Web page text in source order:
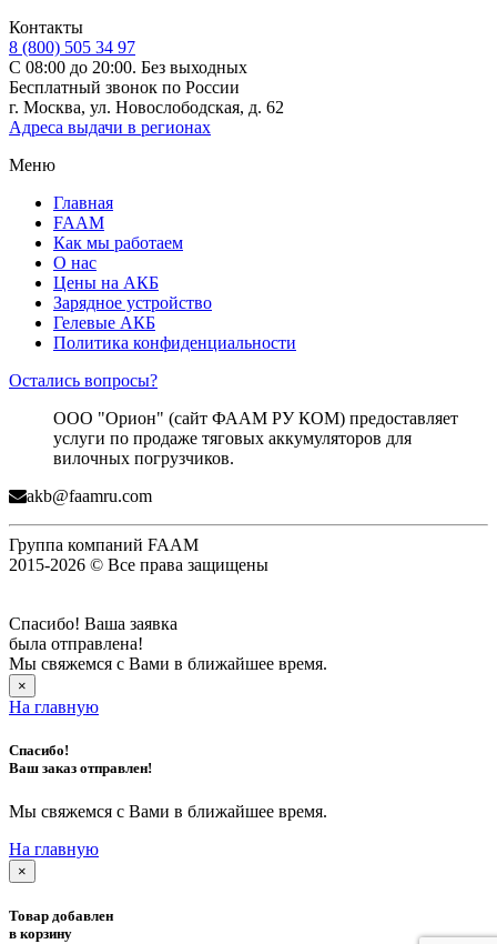
Контакты
8 (800) 505 34 97
С 08:00 до 20:00. Без выходных
Бесплатный звонок по России
г. Москва, ул. Новослободская, д. 62
Адреса выдачи в регионах
Меню
Главная
FAAM
Как мы работаем
О нас
Цены на АКБ
Зарядное устройство
Гелевые АКБ
Политика конфиденциальности
Остались вопросы?
ООО "Орион" (сайт ФААМ РУ КОМ) предоставляет
услуги по продаже тяговых аккумуляторов для
вилочных погрузчиков.
akb@faamru.com
Группа компаний FAAM
2015-2026 © Все права защищены
Спасибо! Ваша заявка
была отправлена!
Мы свяжемся с Вами в ближайшее время.
×
На главную
Спасибо!
Ваш заказ отправлен!
Мы свяжемся с Вами в ближайшее время.
На главную
×
Товар добавлен
в корзину